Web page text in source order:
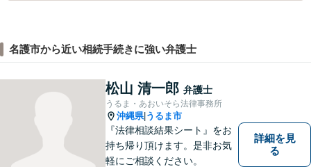
名護市から近い相続手続きに強い弁護士
松山 清一郎 弁護士
うるま・あおいそら法律事務所
沖縄県| うるま市
『法律相談結果シート』をお
持ち帰り頂けます。是非お気
軽にご相談ください。
詳細を見
る